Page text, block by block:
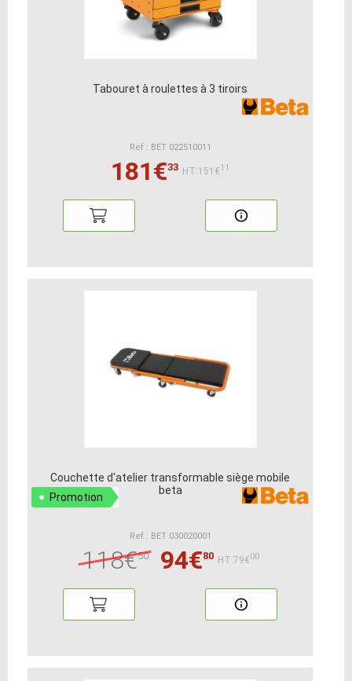
Tabouret à roulettes à 3 tiroirs
Ref : BET 022510011
181€33 HT:151€11
Couchette d'atelier transformable siège mobile
beta
Promotion
Ref : BET 030020001
118€50 94€80 HT:79€00